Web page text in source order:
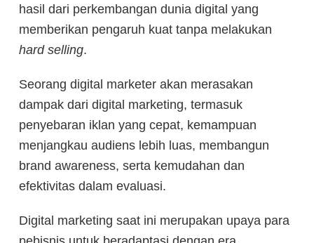
hasil dari perkembangan dunia digital yang
memberikan pengaruh kuat tanpa melakukan
hard selling.
Seorang digital marketer akan merasakan
dampak dari digital marketing, termasuk
penyebaran iklan yang cepat, kemampuan
menjangkau audiens lebih luas, membangun
brand awareness, serta kemudahan dan
efektivitas dalam evaluasi.
Digital marketing saat ini merupakan upaya para